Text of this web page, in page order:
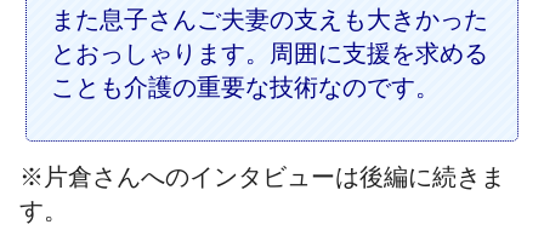
また息子さんご夫妻の支えも大きかった
とおっしゃります。周囲に支援を求める
ことも介護の重要な技術なのです。
※片倉さんへのインタビューは後編に続きま
す。